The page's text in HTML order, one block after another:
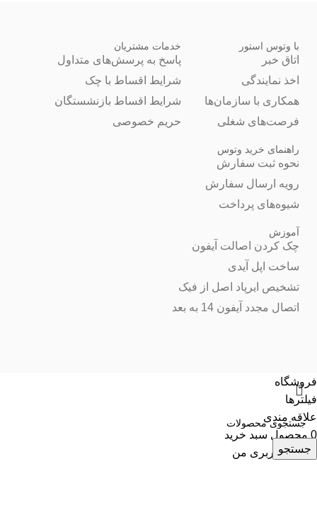
با وتوس استور
اتاق خبر
اخذ نمایندگی
همکاری با سازمان‌ها
فرصت‌های شغلی
خدمات مشتریان
پاسخ به پرسش‌های متداول
شرایط اقساط با چک
شرایط اقساط بازنشستگان
حریم خصوصی
راهنمای خرید وتوس
نحوه ثبت سفارش
رویه ارسال سفارش
شیوه‌های پرداخت
آموزش
چک کردن اصالت آیفون
ساخت اپل آیدی
تشخیص ایرپاد اصل از فیک
اتصال مجدد آیفون 14 به بعد
جستجو
فروشگاه
فیلترها
علاقه مندی
0 محصول سبد خرید
حساب کاربری من